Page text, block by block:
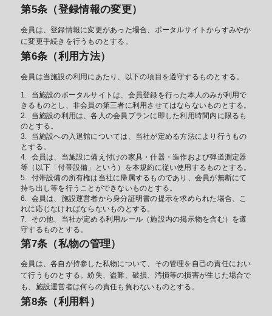
第5条（登録情報の変更）
会員は、登録情報に変更があった場合、ポータルサイトからすみやか
に変更手続きを行うものとする。
第6条（利用方法）
会員は当施設の利用にあたり、以下の項目を遵守するものとする。
当施設のポータルサイトは、会員登録を行った本人のみが利用で
きるものとし、非会員の第三者に利用させてはならないものとする。
当施設の利用は、各人の会員プランに即した利用時間内に限るも
のとする。
当施設への入退館については、当社が定める方法により行うもの
とする。
会員は、当施設に備え付けの家具・什器・造作および弾道測定器
等（以下「付帯設備」という）を本規約に従い使用するものとする。
付帯設備の所有権は当社に帰属するものであり、会員が無断にて
持ち出し等を行うことができないものとする。
会員は、施設運営者から身分証明書の提示を求められた場合、こ
れに応じなければならないものとする。
その他、当社が定める利用ルール（施設内の掲示物を含む）を遵
守するものとする。
第7条（私物の管理）
会員は、各自が持参した私物について、その管理を自己の責任におい
て行うものとする。紛失、盗難、破損、汚損等の損害が生じた場合で
も、施設運営者は何らの責任も負わないものとする。
第8条（利用料）